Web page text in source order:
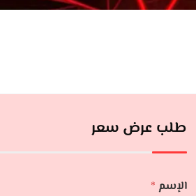
طلب عرض سعر
الإسم *